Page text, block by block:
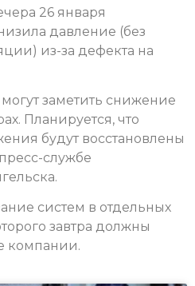
26 января
давление (без
из-за дефекта на
заметить снижение
Планируется, что
будут восстановлены
службе
систем в отдельных
завтра должны
компании.